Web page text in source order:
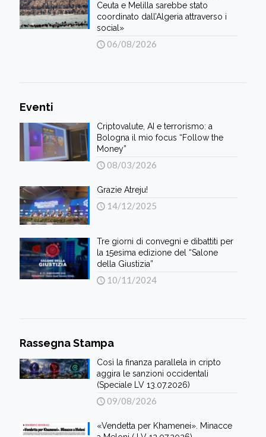
Ceuta e Melilla sarebbe stato
coordinato dall’Algeria attraverso i
social»
06/08/2026
Eventi
Criptovalute, AI e terrorismo: a
Bologna il mio focus “Follow the
Money”
08/03/2026
Grazie Atreju!
14/12/2025
Tre giorni di convegni e dibattiti per
la 15esima edizione del “Salone
della Giustizia”
10/11/2024
Rassegna Stampa
Così la finanza parallela in cripto
aggira le sanzioni occidentali
(Speciale LV 13.07.2026)
09/08/2026
«Vendetta per Khamenei». Minacce